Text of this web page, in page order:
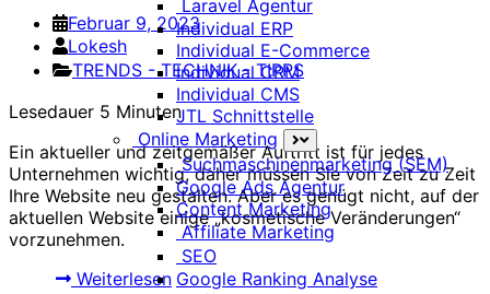
Laravel Agentur
Individual ERP
Individual E-Commerce
Individual CRM
Individual CMS
JTL Schnittstelle
Online Marketing
Suchmaschinenmarketing (SEM)
Google Ads Agentur
Content Marketing
Affiliate Marketing
SEO
Google Ranking Analyse
Februar 9, 2023
Lokesh
TRENDS - TECHNIK - TIPPS
Lesedauer 5 Minuten
Ein aktueller und zeitgemäßer Auftritt ist für jedes
Unternehmen wichtig, daher müssen Sie von Zeit zu Zeit
Ihre Website neu gestalten. Aber es genügt nicht, auf der
aktuellen Website einige „kosmetische Veränderungen“
vorzunehmen.
Weiterlesen